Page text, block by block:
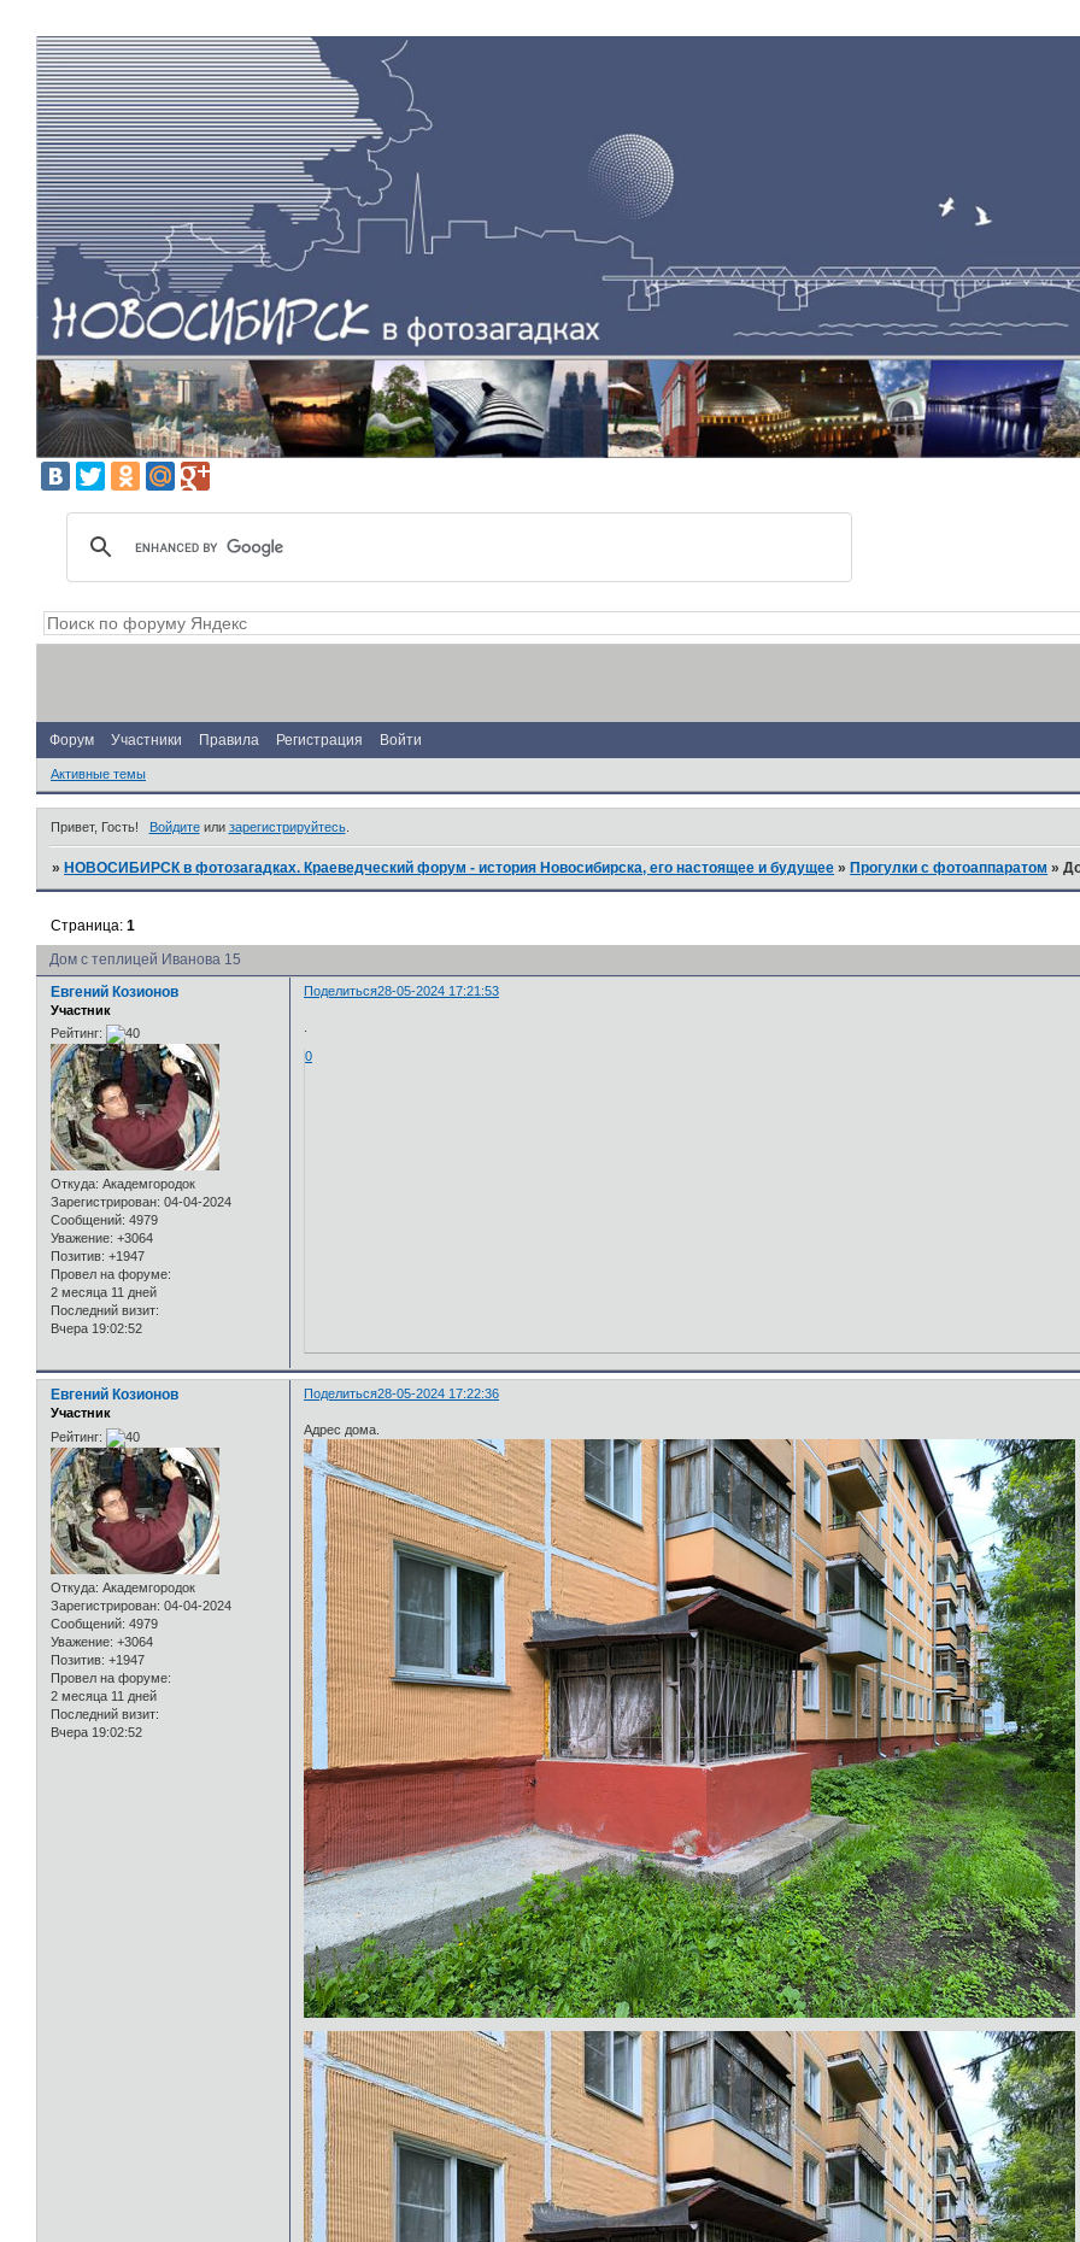
Форум Участники Правила Регистрация Войти
Активные темы
Привет, Гость! Войдитеили зарегистрируйтесь.
»НОВОСИБИРСК в фотозагадках. Краеведческий форум - история Новосибирска, его настоящее и будущее »Прогулки с фотоаппаратом »
Дом с теплицей Иванова 15
Страница:1
Поделиться28-05-2024 17:21:53
Евгений Козионов
Участник
Рейтинг:
Откуда: Академгородок
Зарегистрирован: 04-04-2024
Сообщений: 4979
Уважение: +3064
Позитив: +1947
Провел на форуме:
2 месяца 11 дней
Последний визит:
Вчера 19:02:52
0
Поделиться28-05-2024 17:22:36
Евгений Козионов
Участник
Рейтинг:
Откуда: Академгородок
Зарегистрирован: 04-04-2024
Сообщений: 4979
Уважение: +3064
Позитив: +1947
Провел на форуме:
2 месяца 11 дней
Последний визит:
Вчера 19:02:52
Адрес дома.